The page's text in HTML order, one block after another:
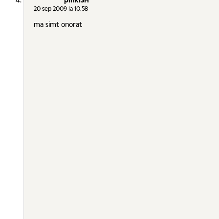
20 sep 2009 la 10:58
ma simt onorat